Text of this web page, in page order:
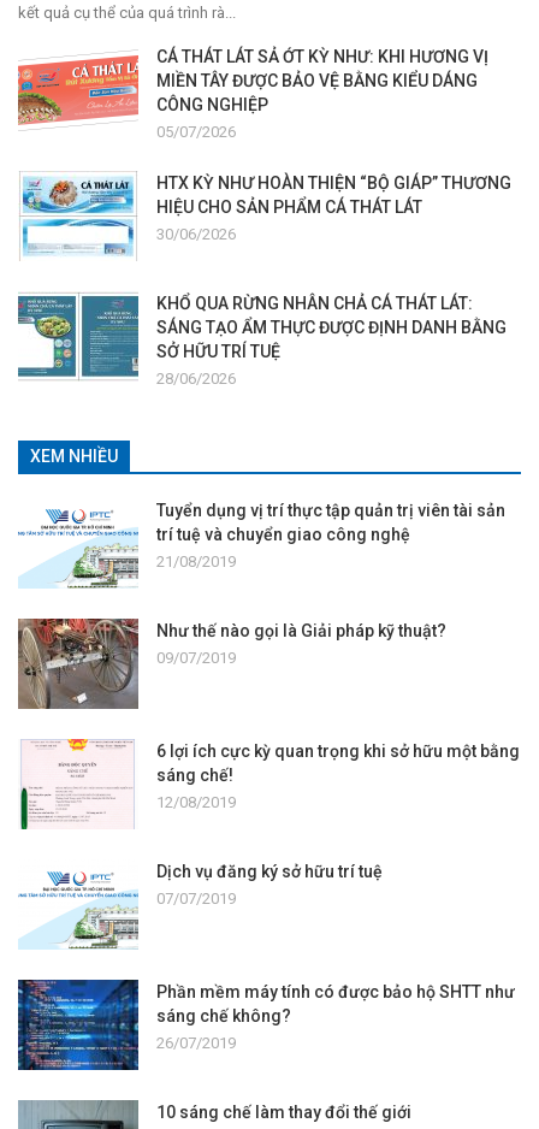
kết quả cụ thể của quá trình rà...
CÁ THÁT LÁT SẢ ỚT KỲ NHƯ: KHI HƯƠNG VỊ
MIỀN TÂY ĐƯỢC BẢO VỆ BẰNG KIỂU DÁNG
CÔNG NGHIỆP
05/07/2026
HTX KỲ NHƯ HOÀN THIỆN “BỘ GIÁP” THƯƠNG
HIỆU CHO SẢN PHẨM CÁ THÁT LÁT
30/06/2026
KHỔ QUA RỪNG NHÂN CHẢ CÁ THÁT LÁT:
SÁNG TẠO ẨM THỰC ĐƯỢC ĐỊNH DANH BẰNG
SỞ HỮU TRÍ TUỆ
28/06/2026
XEM NHIỀU
Tuyển dụng vị trí thực tập quản trị viên tài sản
trí tuệ và chuyển giao công nghệ
21/08/2019
Như thế nào gọi là Giải pháp kỹ thuật?
09/07/2019
6 lợi ích cực kỳ quan trọng khi sở hữu một bằng
sáng chế!
12/08/2019
Dịch vụ đăng ký sở hữu trí tuệ
07/07/2019
Phần mềm máy tính có được bảo hộ SHTT như
sáng chế không?
26/07/2019
10 sáng chế làm thay đổi thế giới